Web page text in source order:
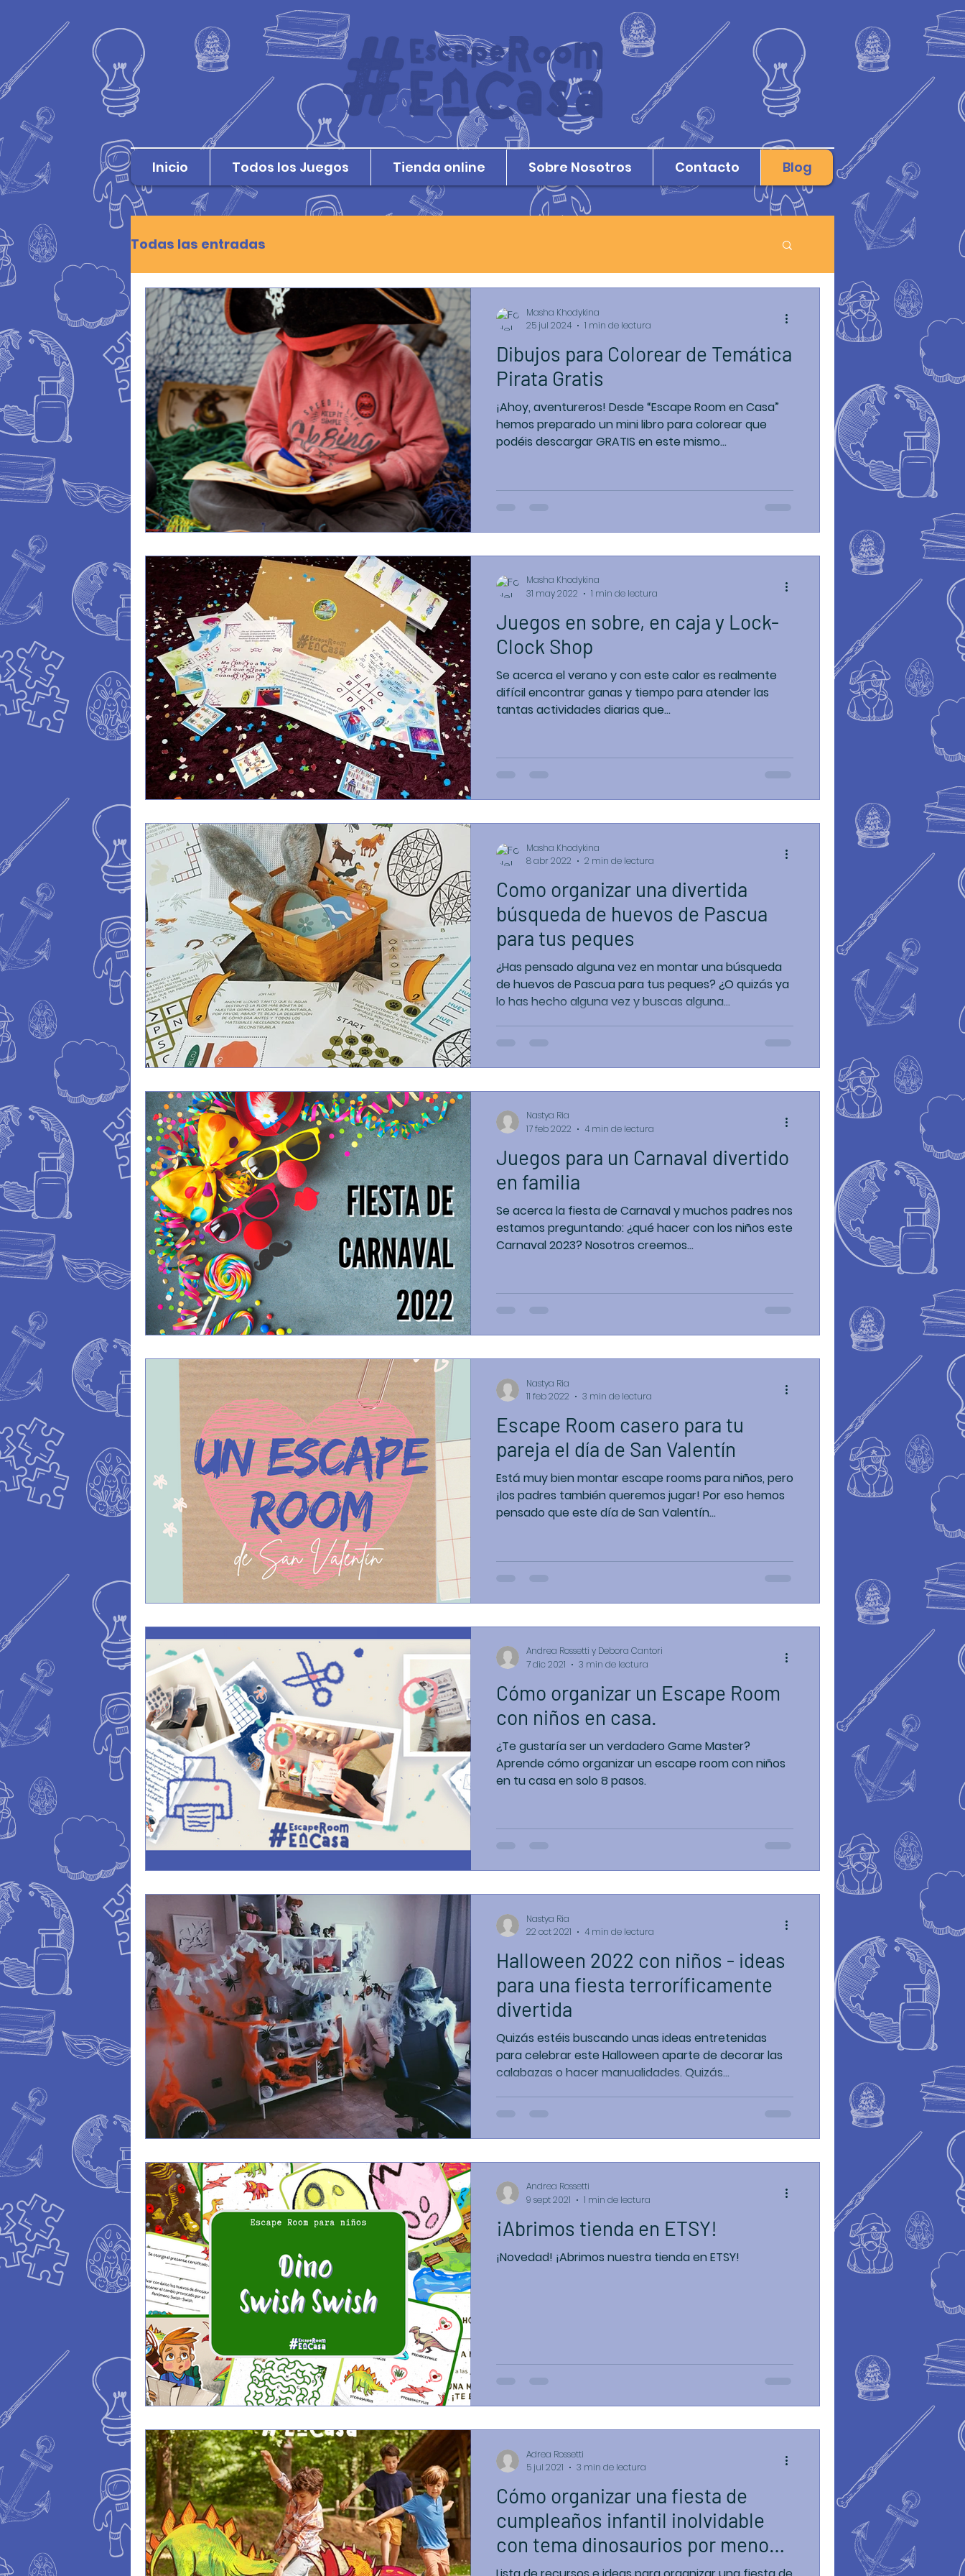
Inicio Todos los Juegos Tienda online Sobre Nosotros Contacto Blog
Todas las entradas
Dibujos para Colorear de Temática
Pirata Gratis
¡Ahoy, aventureros! Desde “Escape Room en Casa”
hemos preparado un mini libro para colorear que
podéis descargar GRATIS en este mismo...
Masha Khodykina
25 jul 2024
1 min de lectura
Juegos en sobre, en caja y Lock-
Clock Shop
Se acerca el verano y con este calor es realmente
difícil encontrar ganas y tiempo para atender las
tantas actividades diarias que...
Masha Khodykina
31 may 2022
1 min de lectura
Como organizar una divertida
búsqueda de huevos de Pascua
para tus peques
¿Has pensado alguna vez en montar una búsqueda
de huevos de Pascua para tus peques? ¿O quizás ya
lo has hecho alguna vez y buscas alguna...
Masha Khodykina
8 abr 2022
2 min de lectura
Juegos para un Carnaval divertido
en familia
Se acerca la fiesta de Carnaval y muchos padres nos
estamos preguntando: ¿qué hacer con los niños este
Carnaval 2023? Nosotros creemos...
Nastya Ria
17 feb 2022
4 min de lectura
Escape Room casero para tu
pareja el día de San Valentín
Está muy bien montar escape rooms para niños, pero
¡los padres también queremos jugar! Por eso hemos
pensado que este día de San Valentín...
Nastya Ria
11 feb 2022
3 min de lectura
Cómo organizar un Escape Room
con niños en casa.
¿Te gustaría ser un verdadero Game Master?
Aprende cómo organizar un escape room con niños
en tu casa en solo 8 pasos.
Andrea Rossetti y Debora Cantori
7 dic 2021
3 min de lectura
Halloween 2022 con niños - ideas
para una fiesta terroríficamente
divertida
Quizás estéis buscando unas ideas entretenidas
para celebrar este Halloween aparte de decorar las
calabazas o hacer manualidades. Quizás...
Nastya Ria
22 oct 2021
4 min de lectura
¡Abrimos tienda en ETSY!
¡Novedad! ¡Abrimos nuestra tienda en ETSY!
Andrea Rossetti
9 sept 2021
1 min de lectura
Cómo organizar una fiesta de
cumpleaños infantil inolvidable
con tema dinosaurios por menos
de 50€
Adrea Rossetti
5 jul 2021
3 min de lectura